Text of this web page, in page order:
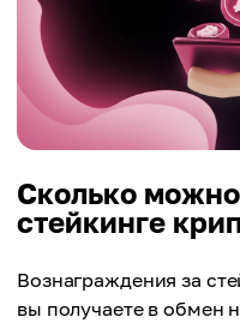
Сколько
стейкинге
Вознаграждения за
вы получаете в обмен